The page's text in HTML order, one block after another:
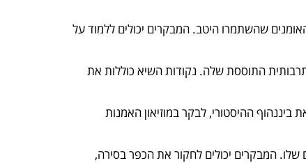
שהשתמרו היטב. המבקרים יכולים ללמוד על
התוססת שלה. נקודות השיא כוללות את
ההיסטורי, לבקר במוזיאון האמנות
שלו. המבקרים יכולים לחקור את הכפר בסירה,